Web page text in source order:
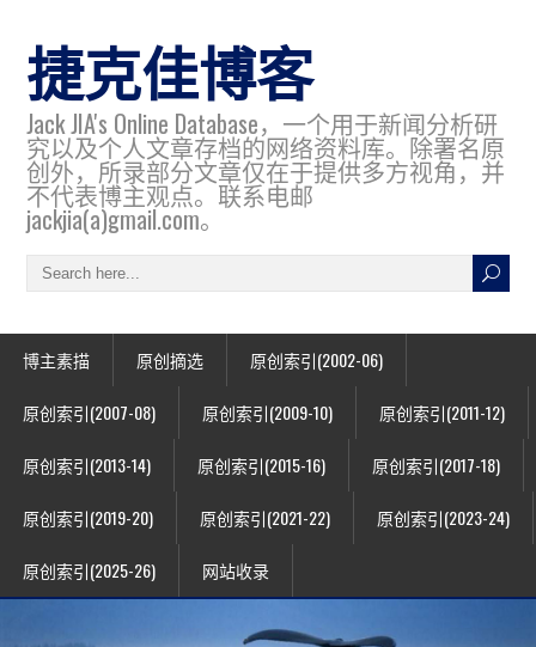
捷克佳博客
Jack JIA's Online Database，一个用于新闻分析研
究以及个人文章存档的网络资料库。除署名原
创外，所录部分文章仅在于提供多方视角，并
不代表博主观点。联系电邮
jackjia(a)gmail.com。
博主素描 原创摘选 原创索引(2002-06)
原创索引(2007-08) 原创索引(2009-10) 原创索引(2011-12)
原创索引(2013-14) 原创索引(2015-16) 原创索引(2017-18)
原创索引(2019-20) 原创索引(2021-22) 原创索引(2023-24)
原创索引(2025-26) 网站收录